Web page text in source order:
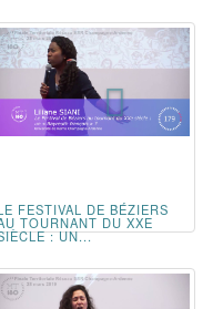
FESTIVAL DE BÉZIERS
TOURNANT DU XXE
: UN...